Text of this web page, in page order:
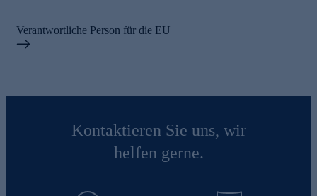
Verantwortliche Person für die EU
Kontaktieren Sie uns, wir
helfen gerne.